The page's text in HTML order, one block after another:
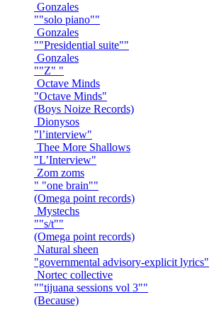
Gonzales
""solo piano""
Gonzales
""Presidential suite""
Gonzales
""Z" "
Octave Minds
"Octave Minds"
(Boys Noize Records)
Dionysos
"l’interview"
Thee More Shallows
"L’Interview"
Zom zoms
" "one brain""
(Omega point records)
Mystechs
""s/t""
(Omega point records)
Natural sheen
"governmental advisory-explicit lyrics"
Nortec collective
""tijuana sessions vol 3""
(Because)